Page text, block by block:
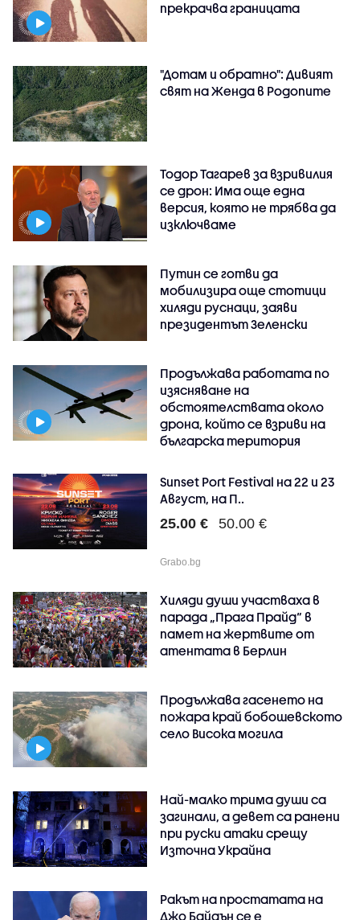
прекрачва границата
"Дотам и обратно": Дивият
свят на Женда в Родопите
Тодор Тагарев за взривилия
се дрон: Има още една
версия, която не трябва да
изключваме
Путин се готви да
мобилизира още стотици
хиляди руснаци, заяви
президентът Зеленски
Продължава работата по
изясняване на
обстоятелствата около
дрона, който се взриви на
българска територия
Sunset Port Festival на 22 и 23
Август, на П..
25.00 € 50.00 €
Grabo.bg
Хиляди души участваха в
парада „Прага Прайд“ в
памет на жертвите от
атентата в Берлин
Продължава гасенето на
пожара край бобошевското
село Висока могила
Най-малко трима души са
загинали, а девет са ранени
при руски атаки срещу
Източна Украйна
Ракът на простатата на
Джо Байдън се е